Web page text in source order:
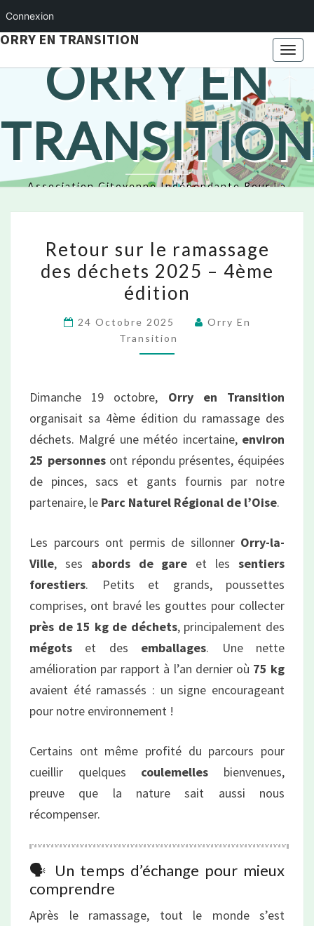
Connexion
ORRY EN TRANSITION
ORRY EN
TRANSITION
Association Citoyenne Indépendante Pour La
sur
le
ramassage
des
déchets
4ème
édition
Retour sur le ramassage
des déchets 2025 – 4ème
édition
24 Octobre 2025
Orry En
Transition
Dimanche 19 octobre, Orry en Transition
organisait sa 4ème édition du ramassage des
déchets. Malgré une météo incertaine, environ
25 personnesont répondu présentes, équipées
de pinces, sacs et gants fournis par notre
partenaire, le Parc Naturel Régional de l’Oise.
Les parcours ont permis de sillonner Orry-la-
Ville, ses abords de gare et lessentiers
forestiers. Petits et grands, poussettes
comprises, ont bravé les gouttes pour collecter
près de 15 kg de déchets, principalement des
mégots et des emballages. Une nette
amélioration par rapport à l’an dernier où 75 kg
avaient été ramassés : un signe encourageant
pour notre environnement !
Certains ont même profité du parcours pour
cueillir quelques coulemelles bienvenues,
preuve que la nature sait aussi nous
récompenser.
🗣️ Un temps d’échange pour mieux
comprendre
Après le ramassage, tout le monde s’est